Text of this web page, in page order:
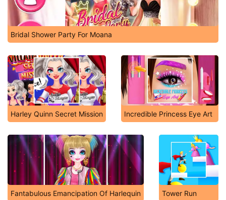
Bridal Shower Party For Moana
Harley Quinn Secret Mission Incredible Princess Eye Art
Fantabulous Emancipation Of Harlequin Tower Run